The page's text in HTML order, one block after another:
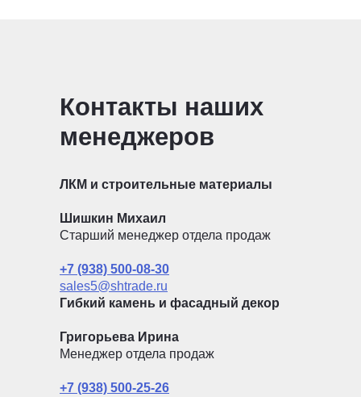
Контакты наших
менеджеров
ЛКМ и строительные материалы
Шишкин Михаил
Старший менеджер отдела продаж
+7 (938) 500-08-30
sales5@shtrade.ru
Гибкий камень и фасадный декор
Григорьева Ирина
Менеджер отдела продаж
+7 (938) 500-25-26